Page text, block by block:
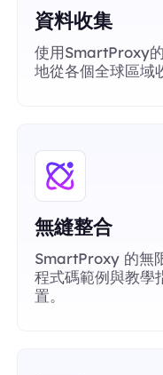
資料收集
使用SmartProxy
地從各個全球區域
無縫整合
SmartProxy 的無
程式碼範例與教學
置。